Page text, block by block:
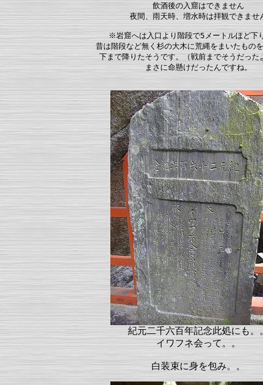
飲酒後の入窟はできません
夜間、雨天時、増水時は拝観できませ
※岩窟へは入口より階段で5メートルほど下
昔は階段など無く杉の大木に荒縄をまいたもの
下まで降りたそうです。（戦前までそうだった
まさに命懸けだったんですね。
紀元二千六百年記念此処にも。
イワフネ会って。。
白装束に身を包み。。